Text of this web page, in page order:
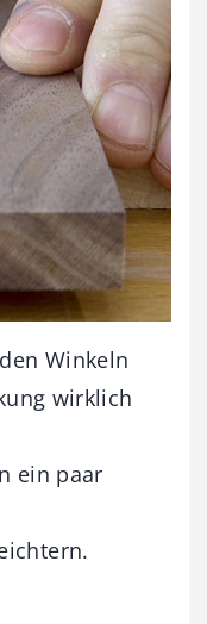
Winkeln
wirklich
ein paar